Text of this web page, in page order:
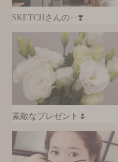
SKETCHさんの‥❣️...
素敵なプレゼント🌷